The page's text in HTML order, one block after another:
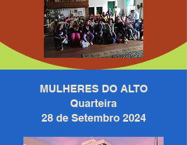
MULHERES DO ALTO
Quarteira
28 de Setembro 2024